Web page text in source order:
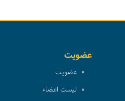
عضویت
عضویت
لیست اعضاء